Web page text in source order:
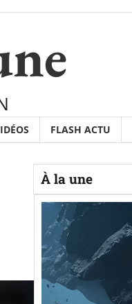
FLASH ACTU
À la une